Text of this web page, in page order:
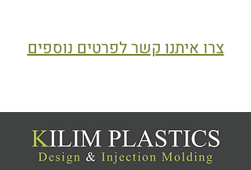
צרו איתנו קשר לפרטים נוספים